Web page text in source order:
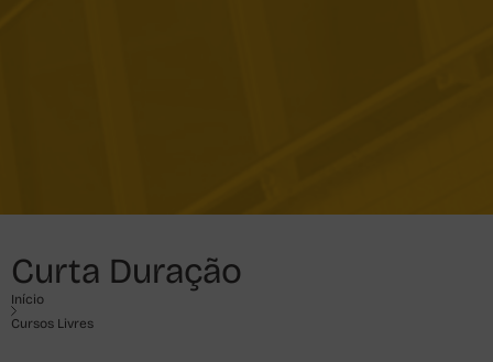
Curta Duração
Início
Cursos Livres